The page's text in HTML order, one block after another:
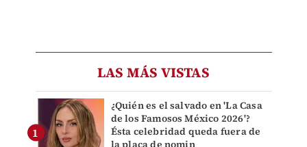
LAS MÁS VISTAS
¿Quién es el salvado en 'La Casa
de los Famosos México 2026'?
Ésta celebridad queda fuera de